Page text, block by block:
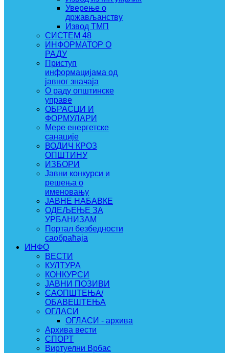
Уверење о
држављанству
Извод ТМП
СИСТЕМ 48
ИНФОРМАТОР О
РАДУ
Приступ
информацијама од
јавног значаја
О раду општинске
управе
ОБРАСЦИ И
ФОРМУЛАРИ
Мере енергетске
санације
ВОДИЧ КРОЗ
ОПШТИНУ
ИЗБОРИ
Јавни конкурси и
решења о
именовању
ЈАВНЕ НАБАВКЕ
ОДЕЉЕЊЕ ЗА
УРБАНИЗАМ
Портал безбедности
саобраћаја
ИНФО
ВЕСТИ
КУЛТУРА
КОНКУРСИ
ЈАВНИ ПОЗИВИ
САОПШТЕЊА/
ОБАВЕШТЕЊА
ОГЛАСИ
ОГЛАСИ - архива
Архива вести
СПОРТ
Виртуелни Врбас